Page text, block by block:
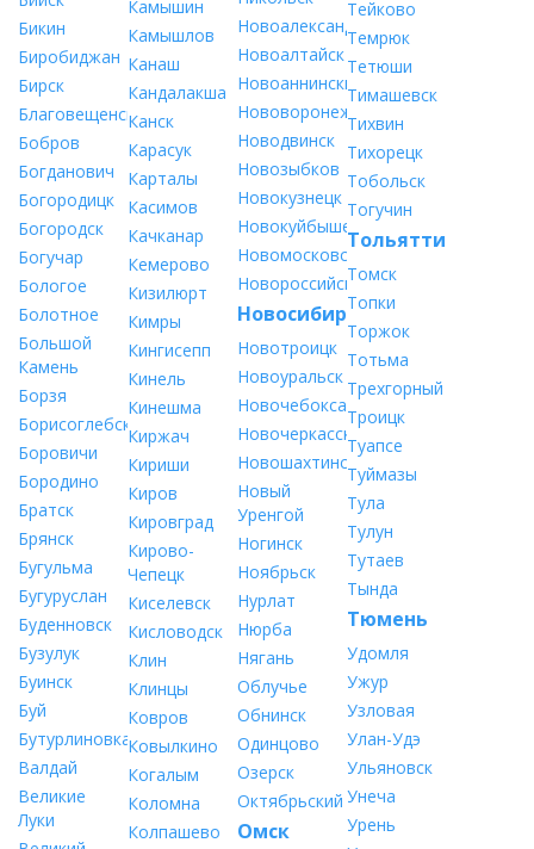
Бикин
Биробиджан
Бирск
Благовещенск
Бобров
Богданович
Богородицк
Богородск
Богучар
Бологое
Болотное
Большой
Камень
Борзя
Борисоглебск
Боровичи
Бородино
Братск
Брянск
Бугульма
Бугуруслан
Буденновск
Бузулук
Буинск
Буй
Бутурлиновка
Валдай
Великие
Луки
Камышин
Камышлов
Канаш
Кандалакша
Канск
Карасук
Карталы
Касимов
Качканар
Кемерово
Кизилюрт
Кимры
Кингисепп
Кинель
Кинешма
Киржач
Кириши
Киров
Кировград
Кирово-
Чепецк
Киселевск
Кисловодск
Клин
Клинцы
Ковров
Ковылкино
Когалым
Коломна
Колпашево
Новоалександровск
Новоалтайск
Новоаннинский
Нововоронеж
Новодвинск
Новозыбков
Новокузнецк
Новокуйбышевск
Новомосковск
Новороссийск
Новосибирск
Новотроицк
Новоуральск
Новочебоксарск
Новочеркасск
Новошахтинск
Новый
Уренгой
Ногинск
Ноябрьск
Нурлат
Нюрба
Нягань
Облучье
Обнинск
Одинцово
Озерск
Октябрьский
Омск
Тейково
Темрюк
Тетюши
Тимашевск
Тихвин
Тихорецк
Тобольск
Тогучин
Тольятти
Томск
Топки
Торжок
Тотьма
Трехгорный
Троицк
Туапсе
Туймазы
Тула
Тулун
Тутаев
Тында
Тюмень
Удомля
Ужур
Узловая
Улан-Удэ
Ульяновск
Унеча
Урень